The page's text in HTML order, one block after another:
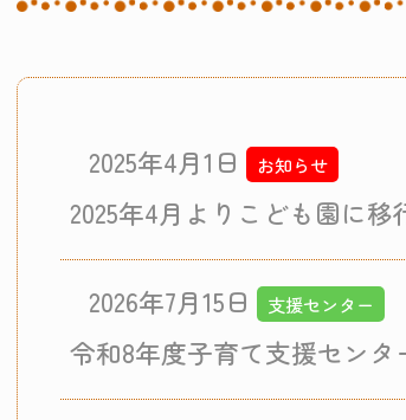
2025年4月1日 お知らせ
2025年4月よりこども園に移
2026年7月15日 支援センター
令和8年度子育て支援センタ